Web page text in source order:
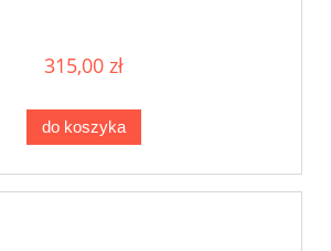
315,00 zł
do koszyka